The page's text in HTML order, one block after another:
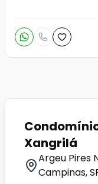
Xangrilá
Argeu Pires
Campinas,